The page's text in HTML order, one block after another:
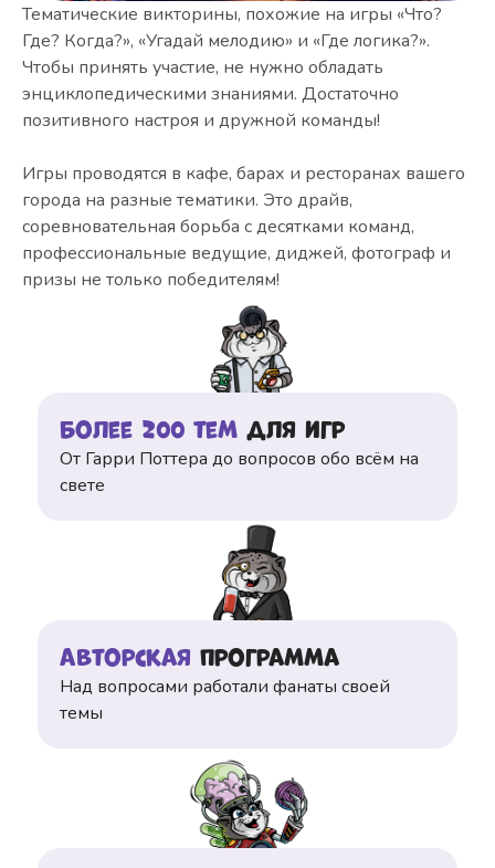
Тематические викторины, похожие на игры «Что?
Где? Когда?», «Угадай мелодию» и «Где логика?».
Чтобы принять участие, не нужно обладать
энциклопедическими знаниями. Достаточно
позитивного настроя и дружной команды!
Игры проводятся в кафе, барах и ресторанах вашего
города на разные тематики. Это драйв,
соревновательная борьба с десятками команд,
профессиональные ведущие, диджей, фотограф и
призы не только победителям!
Более 200 тем для игр
От Гарри Поттера до вопросов обо всём на
свете
Авторская программа
Над вопросами работали фанаты своей
темы